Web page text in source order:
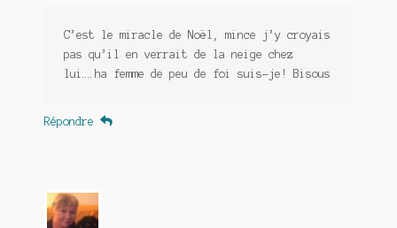
C’est le miracle de Noël, mince j’y croyais
pas qu’il en verrait de la neige chez
lui….ha femme de peu de foi suis-je! Bisous
Répondre